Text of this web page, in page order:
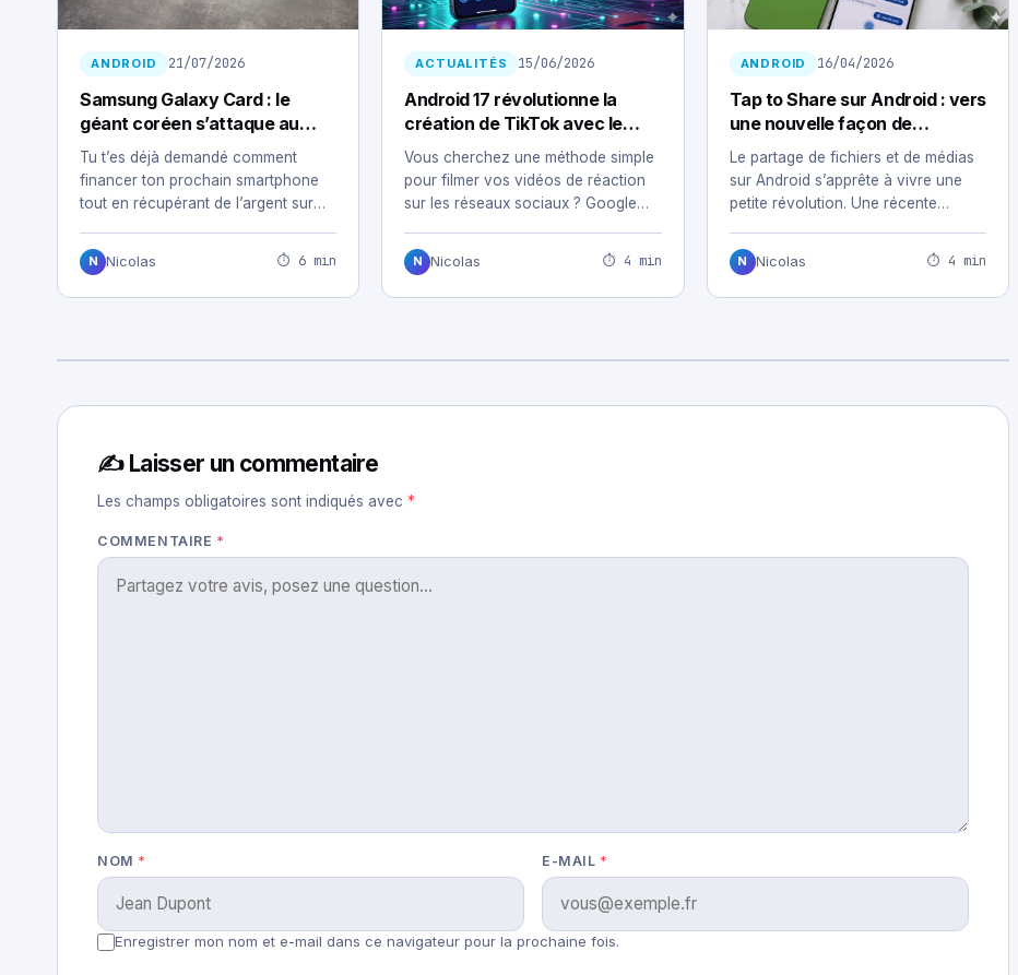
ANDROID 21/07/2026
Samsung Galaxy Card : le
géant coréen s’attaque au
secteur bancaire
Tu t’es déjà demandé comment
financer ton prochain smartphone
tout en récupérant de l’argent sur
N Nicolas ⏱ 6 min
ACTUALITÉS 15/06/2026
Android 17 révolutionne la
création de TikTok avec le
double enregistrement
Vous cherchez une méthode simple
pour filmer vos vidéos de réaction
sur les réseaux sociaux ? Google
N Nicolas ⏱ 4 min
ANDROID 16/04/2026
Tap to Share sur Android : vers
une nouvelle façon de
partager vos médias
Le partage de fichiers et de médias
sur Android s’apprête à vivre une
petite révolution. Une récente
N Nicolas ⏱ 4 min
✍️ Laisser un commentaire
Les champs obligatoires sont indiqués avec *
COMMENTAIRE *
NOM * E-MAIL *
Enregistrer mon nom et e-mail dans ce navigateur pour la prochaine fois.